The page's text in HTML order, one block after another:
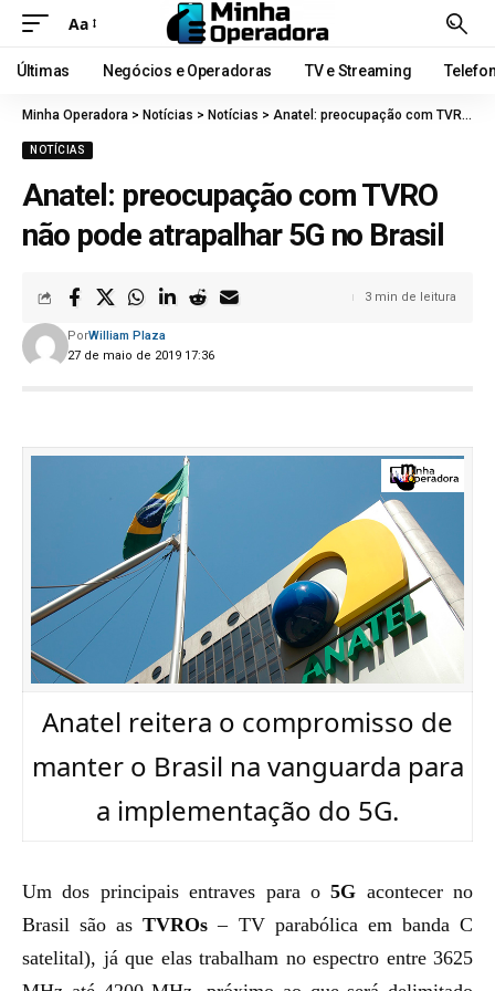
Aa
Últimas Negócios e Operadoras TV e Streaming
Minha Operadora > Notícias > Notícias > Anatel: preocupação com TVRO não pode atrapalhar 5G no Brasil
NOTÍCIAS
Anatel: preocupação com TVRO
não pode atrapalhar 5G no Brasil
27 de maio de 2019 17:36
PorWilliam Plaza
3 min de leitura
Anatel reitera o compromisso de
manter o Brasil na vanguarda para
a implementação do 5G.
Um dos principais entraves para o5G acontecer no
Brasil são asTVROs – TV parabólica em banda C
satelital), já que elas trabalham no espectro entre 3625